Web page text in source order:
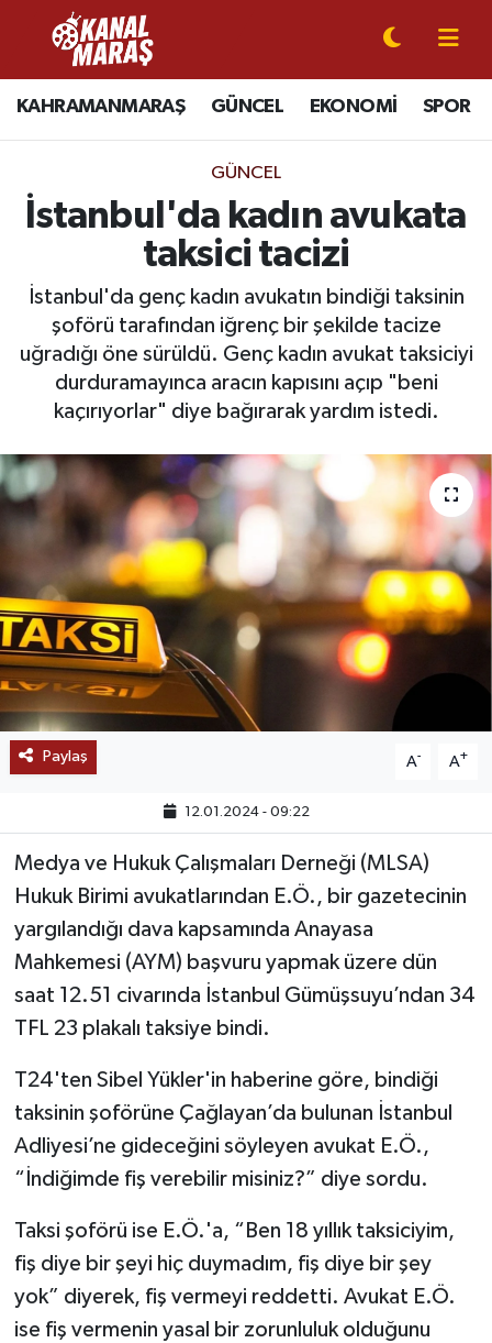
KAHRAMANMARAŞ GÜNCEL EKONOMİ SPOR
GÜNCEL
İstanbul'da kadın avukata
taksici tacizi
İstanbul'da genç kadın avukatın bindiği taksinin
şoförü tarafından iğrenç bir şekilde tacize
uğradığı öne sürüldü. Genç kadın avukat taksiciyi
durduramayınca aracın kapısını açıp "beni
kaçırıyorlar" diye bağırarak yardım istedi.
Paylaş A- A+
12.01.2024 - 09:22
Medya ve Hukuk Çalışmaları Derneği (MLSA)
Hukuk Birimi avukatlarından E.Ö., bir gazetecinin
yargılandığı dava kapsamında Anayasa
Mahkemesi (AYM) başvuru yapmak üzere dün
saat 12.51 civarında İstanbul Gümüşsuyu’ndan 34
TFL 23 plakalı taksiye bindi.
T24'ten Sibel Yükler'in haberine göre, bindiği
taksinin şoförüne Çağlayan’da bulunan İstanbul
Adliyesi’ne gideceğini söyleyen avukat E.Ö.,
“İndiğimde fiş verebilir misiniz?” diye sordu.
Taksi şoförü ise E.Ö.'a, “Ben 18 yıllık taksiciyim,
fiş diye bir şeyi hiç duymadım, fiş diye bir şey
yok” diyerek, fiş vermeyi reddetti. Avukat E.Ö.
ise fiş vermenin yasal bir zorunluluk olduğunu
CANLI YAYIN
KAHRAMANMARAŞ
SİYASET
EKONOMİ
GÜNDEM
MAGAZİN
EĞİTİM
BÖLGE
KEŞFET
POPÜLER
TREND
MEDYA
TEKNOLOJİ
YAŞAM
KÜLTÜR SANAT
Kahramanmaraş Nöbetçi Eczaneler
Kahramanmaraş Hava Durumu
Kahramanmaraş Trafik Yoğunluk Haritası
Süper Lig Puan Durumu ve Fikstür
Tüm Manşetler
Son Dakika Haberleri
Haber Arşivi